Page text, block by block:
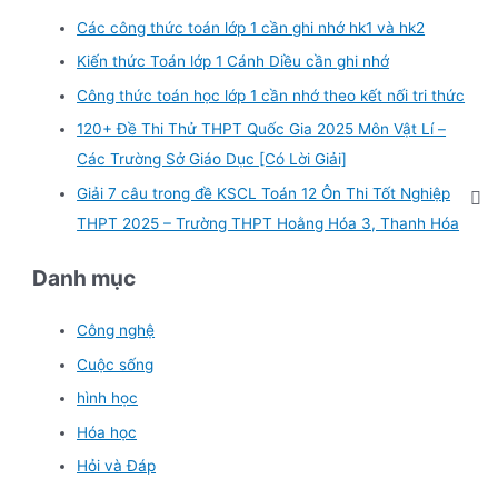
Các công thức toán lớp 1 cần ghi nhớ hk1 và hk2
Kiến thức Toán lớp 1 Cánh Diều cần ghi nhớ
Công thức toán học lớp 1 cần nhớ theo kết nối tri thức
120+ Đề Thi Thử THPT Quốc Gia 2025 Môn Vật Lí –
Các Trường Sở Giáo Dục [Có Lời Giải]
Giải 7 câu trong đề KSCL Toán 12 Ôn Thi Tốt Nghiệp
THPT 2025 – Trường THPT Hoằng Hóa 3, Thanh Hóa
Danh mục
Công nghệ
Cuộc sống
hình học
Hóa học
Hỏi và Đáp